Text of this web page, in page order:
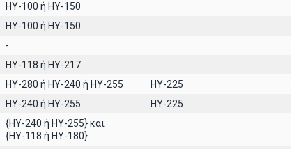
ΗΥ-100 ή HY-150
ΗΥ-100 ή ΗΥ-150
-
ΗΥ-118 ή ΗΥ-217
HY-280 ή HY-240 ή HY-255
HY-225
HY-240 ή HY-255 HY-225
{HY-240 ή ΗΥ-255} και
{ΗΥ-118 ή ΗΥ-180}